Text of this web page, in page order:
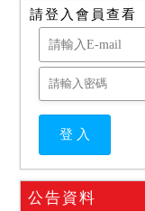
請登入會員查看
公告資料